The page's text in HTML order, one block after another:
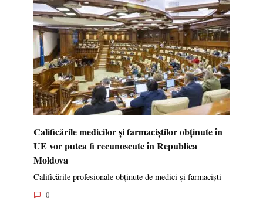
Calificările medicilor și farmaciștilor obținute în
UE vor putea fi recunoscute în Republica
Moldova
Calificările profesionale obținute de medici și farmaciști
0